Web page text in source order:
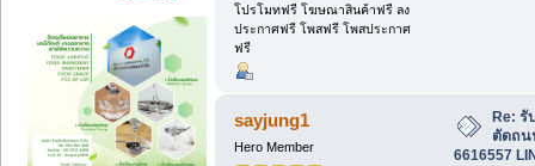
โปรโมทฟรี โฆษณาสินค้าฟรี ลง
ประกาศฟรี โพสฟรี โพสประกาศ
ฟรี
sayjung1
Hero Member
Re: รั
ตัดถน
6616557